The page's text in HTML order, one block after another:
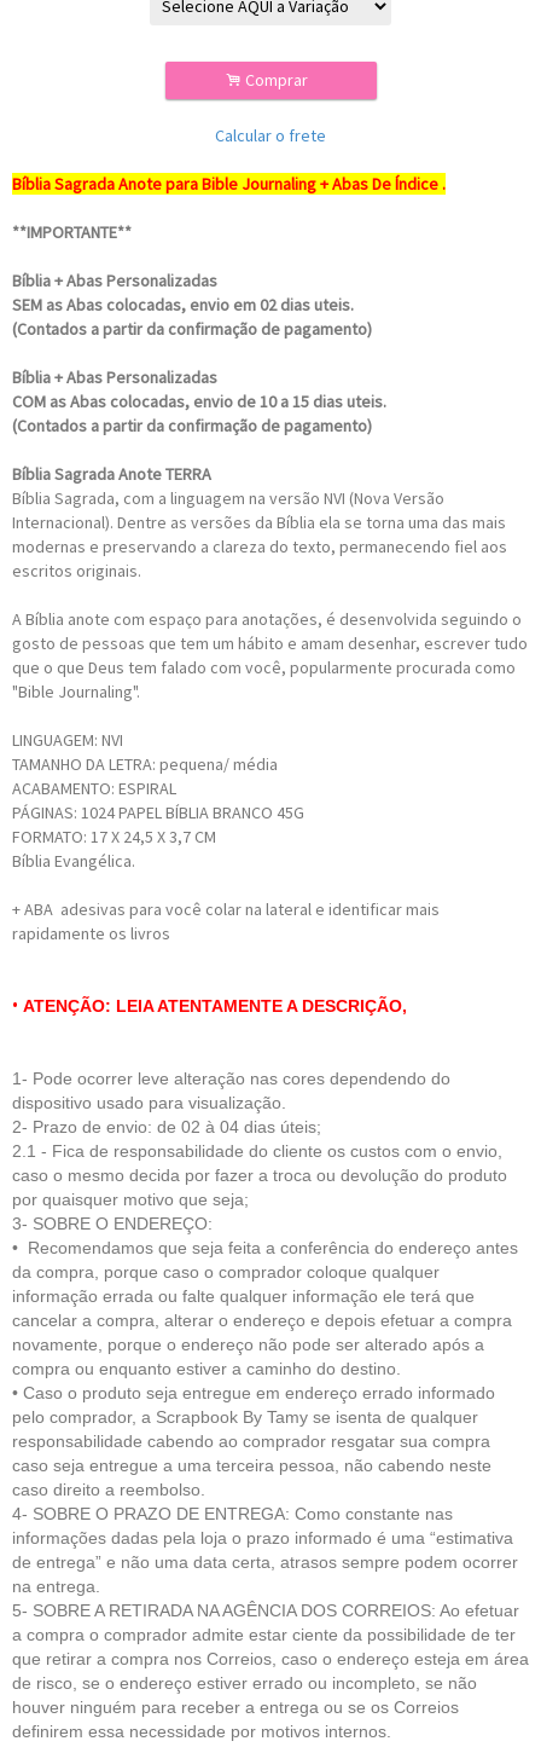
. Comprar
Calcular o frete
Bíblia Sagrada Anote para Bible Journaling + Abas De Índice .
**IMPORTANTE**
Bíblia + Abas Personalizadas
SEM as Abas colocadas, envio em 02 dias uteis.
(Contados a partir da confirmação de pagamento)
Bíblia + Abas Personalizadas
COM as Abas colocadas, envio de 10 a 15 dias uteis.
(Contados a partir da confirmação de pagamento)
Bíblia Sagrada Anote TERRA
Bíblia Sagrada, com a linguagem na versão NVI (Nova Versão
Internacional). Dentre as versões da Bíblia ela se torna uma das mais
modernas e preservando a clareza do texto, permanecendo fiel aos
escritos originais.
A Bíblia anote com espaço para anotações, é desenvolvida seguindo o
gosto de pessoas que tem um hábito e amam desenhar, escrever tudo
que o que Deus tem falado com você, popularmente procurada como
"Bible Journaling".
LINGUAGEM: NVI
TAMANHO DA LETRA: pequena/ média
ACABAMENTO: ESPIRAL
PÁGINAS: 1024 PAPEL BÍBLIA BRANCO 45G
FORMATO: 17 X 24,5 X 3,7 CM
Bíblia Evangélica.
+ ABA adesivas para você colar na lateral e identificar mais
rapidamente os livros
• ATENÇÃO: LEIA ATENTAMENTE A DESCRIÇÃO,
1- Pode ocorrer leve alteração nas cores dependendo do
dispositivo usado para visualização.
2- Prazo de envio: de 02 à 04 dias úteis;
2.1 - Fica de responsabilidade do cliente os custos com o envio,
caso o mesmo decida por fazer a troca ou devolução do produto
por quaisquer motivo que seja;
3- SOBRE O ENDEREÇO:
• Recomendamos que seja feita a conferência do endereço antes
da compra, porque caso o comprador coloque qualquer
informação errada ou falte qualquer informação ele terá que
cancelar a compra, alterar o endereço e depois efetuar a compra
novamente, porque o endereço não pode ser alterado após a
compra ou enquanto estiver a caminho do destino.
• Caso o produto seja entregue em endereço errado informado
pelo comprador, a Scrapbook By Tamy se isenta de qualquer
responsabilidade cabendo ao comprador resgatar sua compra
caso seja entregue a uma terceira pessoa, não cabendo neste
caso direito a reembolso.
4- SOBRE O PRAZO DE ENTREGA: Como constante nas
informações dadas pela loja o prazo informado é uma “estimativa
de entrega” e não uma data certa, atrasos sempre podem ocorrer
na entrega.
5- SOBRE A RETIRADA NA AGÊNCIA DOS CORREIOS: Ao efetuar
a compra o comprador admite estar ciente da possibilidade de ter
que retirar a compra nos Correios, caso o endereço esteja em área
de risco, se o endereço estiver errado ou incompleto, se não
houver ninguém para receber a entrega ou se os Correios
definirem essa necessidade por motivos internos.